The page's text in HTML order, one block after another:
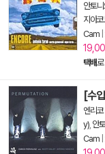
안토
지아
Cam
택배
[수
엔리
y) 안
Cam